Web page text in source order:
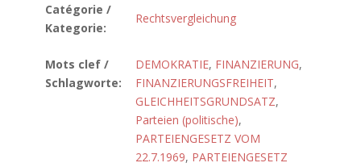
Catégorie /
Kategorie:
Rechtsvergleichung
Mots clef /
Schlagworte:
DEMOKRATIE, FINANZIERUNG,
FINANZIERUNGSFREIHEIT,
GLEICHHEITSGRUNDSATZ,
Parteien (politische),
PARTEIENGESETZ VOM
22.7.1969, PARTEIENGESETZ